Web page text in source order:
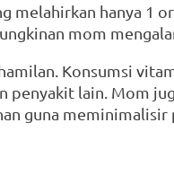
melahirkan hanya 1
mom
Konsumsi
penyakit lain. Mom
guna meminimalisir